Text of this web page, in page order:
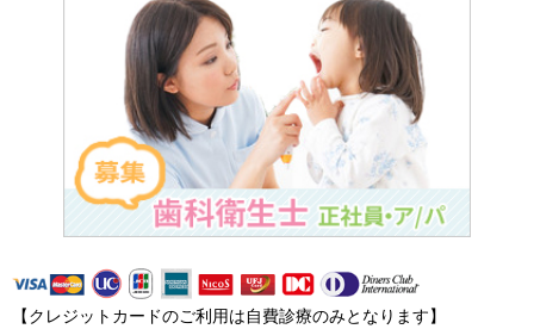
【クレジットカードのご利用は自費診療のみとなります】